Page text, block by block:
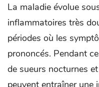
La maladie évolue
inflammatoires très
périodes où les
prononcés. Pendant
de sueurs nocturnes
peuvent entraîner une